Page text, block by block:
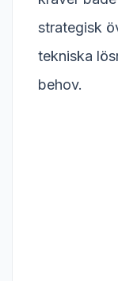
strategisk
tekniska
behov.